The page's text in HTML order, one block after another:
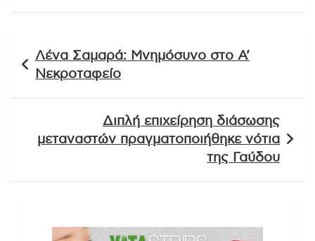
άρθρων
Λένα Σαμαρά: Μνημόσυνο στο Α’
Νεκροταφείο
Διπλή επιχείρηση διάσωσης
μεταναστών πραγματοποιήθηκε νότια
της Γαύδου